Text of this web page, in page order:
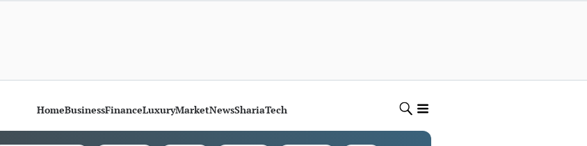
HomeBusinessFinanceLuxuryMarketNewsShariaTech